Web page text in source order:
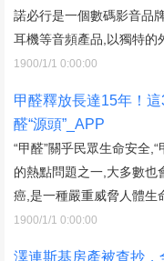
諾必行是一個數碼影音品
耳機等音頻產品,以獨特的
1900/1/1 0:00:00
甲醛釋放長達15年！
醛“源頭”_APP
“甲醛”關乎民眾生命安全
的熱點問題之一,大多數也
癌,是一種嚴重威脅人體生
1900/1/1 0:00:00
澤連斯基房產被查抄